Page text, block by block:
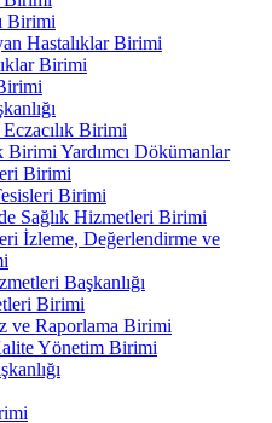
Birimi
Hastalıklar Birimi
Birimi
Birimi
Birimi Yardımcı Dökümanlar
Birimi
Birimi
Sağlık Hizmetleri Birimi
İzleme, Değerlendirme ve
Başkanlığı
Birimi
ve Raporlama Birimi
Yönetim Birimi